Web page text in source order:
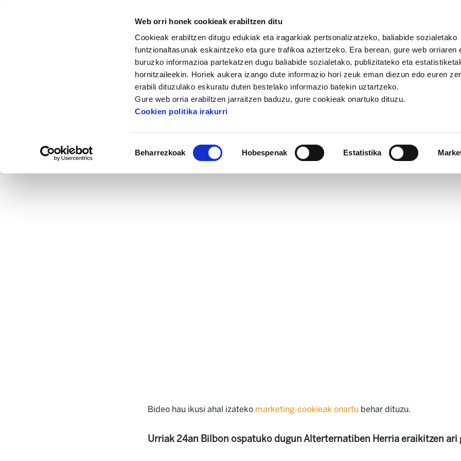
Web orri honek cookieak erabiltzen ditu
Cookieak erabiltzen ditugu edukiak eta iragarkiak pertsonalizatzeko, baliabide sozialetako
funtzionaltasunak eskaintzeko eta gure trafikoa aztertzeko. Era berean, gure web orriaren
buruzko informazioa partekatzen dugu baliabide sozialetako, publizitateko eta
hornitzaileekin. Horiek aukera izango dute informazio hori zeuk eman diezun edo euren
erabili dituzulako eskuratu duten bestelako informazio batekin uztartzeko.
Gure web orria erabiltzen jarraitzen baduzu, gure cookieak onartuko dituzu.
Cookien politika irakurri
hautatzea
Beharrezkoak Hobespenak Estatistika
Albisteak eta artikuluak Alternatiben herria eraikitzen
Alternatiben herria eraikitzen
Bideo hau ikusi ahal izateko marketing-cookieak onartu behar dituzu.
Urriak 24an Bilbon ospatuko dugun Alterternatiben Herria eraikitzen ari